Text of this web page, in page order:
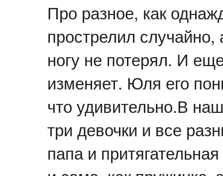
Про разное, как
прострелил
ногу не потерял. И
изменяет. Юля его
что удивительно.В
три девочки и все
папа и